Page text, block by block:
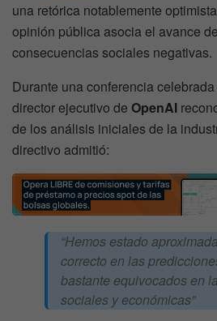
una retórica notablemente
opinión pública asocia el avance
consecuencias sociales negativas.
Durante una conferencia
director ejecutivo de OpenAI
de los análisis iniciales de la
directivo admitió:
“Hemos estado
correcto en las
bastante equivocados en
sociales y económicas”